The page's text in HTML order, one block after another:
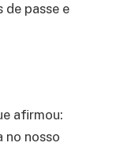
de passe e
afirmou:
no nosso